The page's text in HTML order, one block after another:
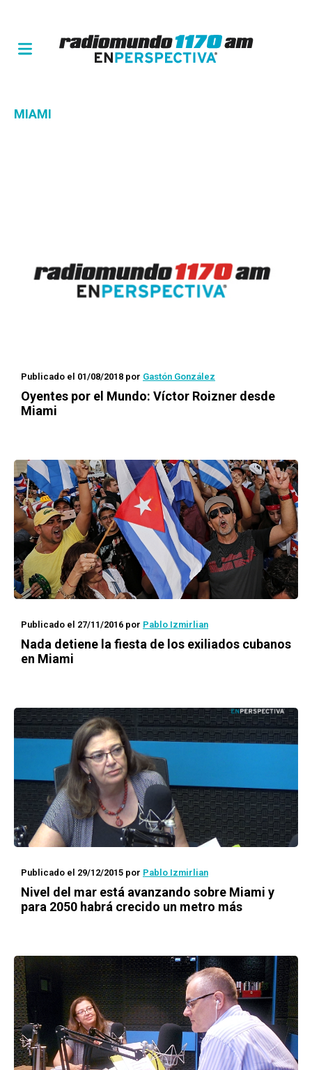
MIAMI
Publicado el 01/08/2018 por Gastón González
Oyentes por el Mundo: Víctor Roizner desde
Miami
Publicado el 27/11/2016 por Pablo Izmirlian
Nada detiene la fiesta de los exiliados cubanos
en Miami
Publicado el 29/12/2015 por Pablo Izmirlian
Nivel del mar está avanzando sobre Miami y
para 2050 habrá crecido un metro más